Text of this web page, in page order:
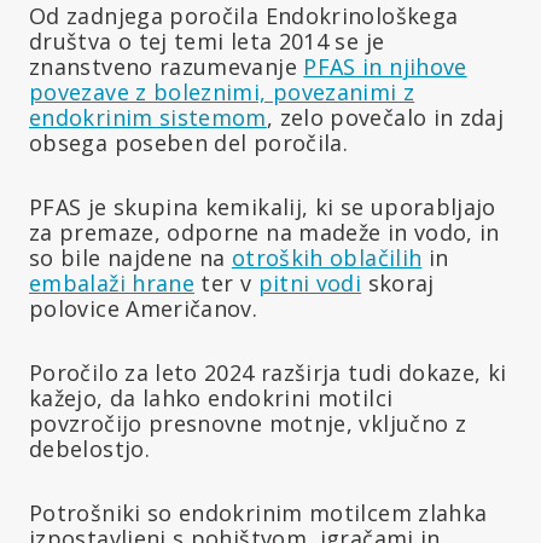
Od zadnjega poročila Endokrinološkega
društva o tej temi leta 2014 se je
znanstveno razumevanje PFAS in njihove
povezave z boleznimi, povezanimi z
endokrinim sistemom, zelo povečalo in zdaj
obsega poseben del poročila.
PFAS je skupina kemikalij, ki se uporabljajo
za premaze, odporne na madeže in vodo, in
so bile najdene na otroških oblačilih in
embalaži hrane ter v pitni vodi skoraj
polovice Američanov.
Poročilo za leto 2024 razširja tudi dokaze, ki
kažejo, da lahko endokrini motilci
povzročijo presnovne motnje, vključno z
debelostjo.
Potrošniki so endokrinim motilcem zlahka